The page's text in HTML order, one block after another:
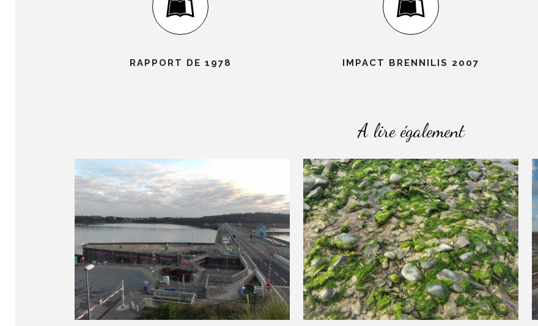
RAPPORT DE 1978 IMPACT BRENNILIS 2007
A lire également